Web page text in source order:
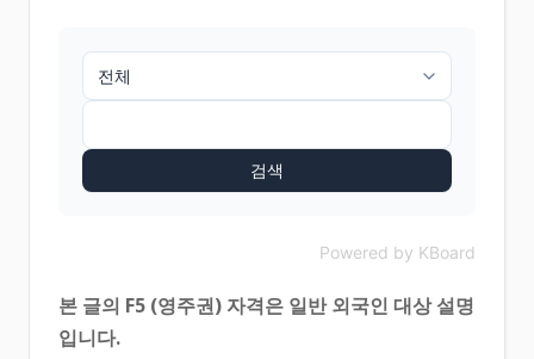
검색
Powered by KBoard
본 글의 F5 (영주권) 자격은 일반 외국인 대상 설명
입니다.